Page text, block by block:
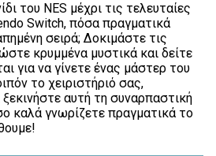
του NES μέχρι τις τελευταίες
Switch, πόσα πραγματικά
σειρά; Δοκιμάστε τις
κρυμμένα μυστικά και δείτε
για να γίνετε ένας μάστερ του
το χειριστήριό σας,
αυτή τη συναρπαστική
καλά γνωρίζετε πραγματικά το